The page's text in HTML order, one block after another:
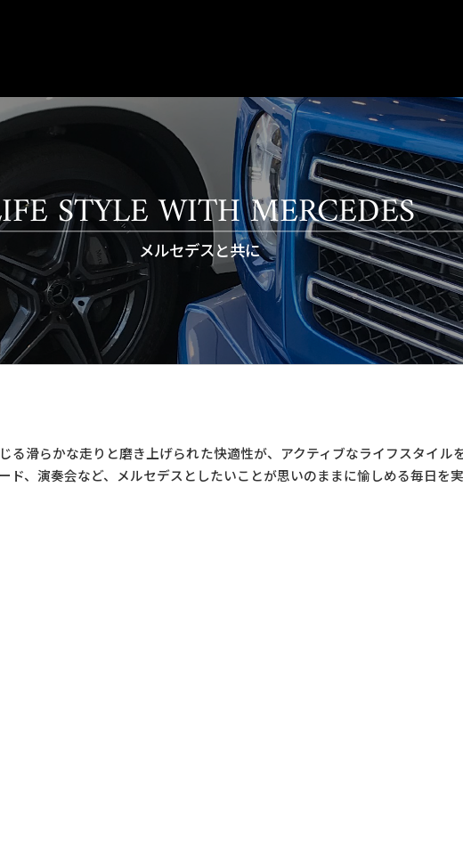
STYLE WITH MERCEDES
メルセデスと共に
る滑らかな走りと磨き上げられた快適性が、アクティブなライフスタイル
ド、演奏会など、メルセデスとしたいことが思いのままに愉しめる毎日を実